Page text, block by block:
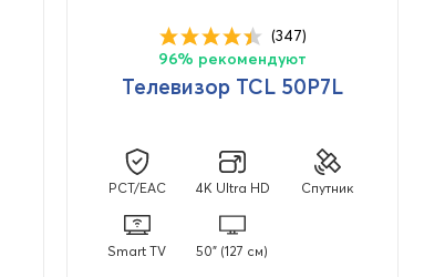
(347)
96% рекомендуют
Телевизор TCL 50P7L
PCT/EAC 4K Ultra HD Спутник
Smart TV 50" (127 см)